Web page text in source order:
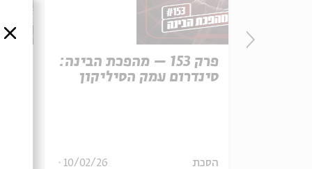
פרק 153 – מהפכת הבינה:
סינדרום עמק הסיליקון
הסכת 10/02/26
סגור